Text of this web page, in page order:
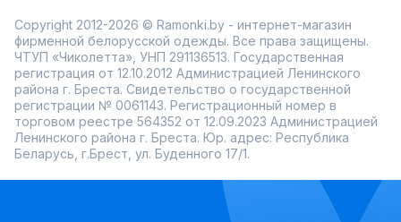
Copyright 2012-2026 © Ramonki.by - интернет-магазин
фирменной белорусской одежды. Все права защищены.
ЧТУП «Чиколетта», УНП 291136513. Государственная
регистрация от 12.10.2012 Администрацией Ленинского
района г. Бреста. Свидетельство о государственной
регистрации № 0061143. Регистрационный номер в
торговом реестре 564352 от 12.09.2023 Администрацией
Ленинского района г. Бреста. Юр. адрес: Республика
Беларусь, г.Брест, ул. Буденного 17/1.